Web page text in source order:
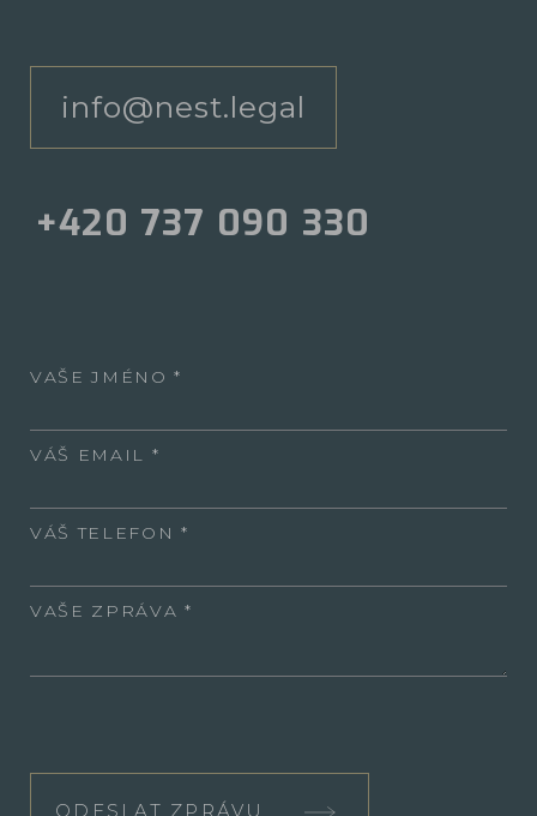
info@nest.legal
+420 737 090 330
VAŠE JMÉNO
VÁŠ EMAIL
VÁŠ TELEFON
VAŠE ZPRÁVA
ODESLAT ZPRÁVU